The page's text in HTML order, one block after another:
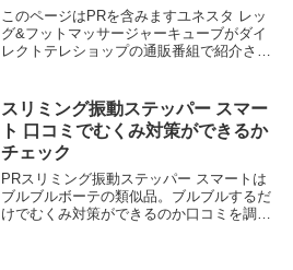
このページはPRを含みますユネスタ レッ
グ&フットマッサージャーキューブがダイ
レクトテレショップの通販番組で紹介され
ーに座ってユネスタに足を突っ込むだけ
で、全方位を...
スリミング振動ステッパー スマー
ト 口コミでむくみ対策ができるか
チェック
PRスリミング振動ステッパー スマートは
ブルブルボーテの類似品。ブルブルするだ
けでむくみ対策ができるのか口コミを調査